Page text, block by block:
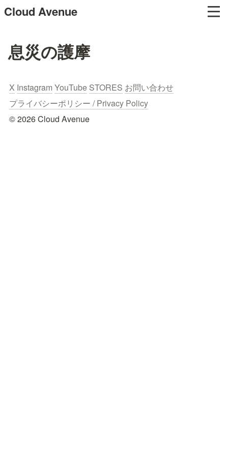
Cloud Avenue
息災の護摩
X Instagram YouTube STORES お問い合わせ
プライバシーポリシー / Privacy Policy
© 2026 Cloud Avenue